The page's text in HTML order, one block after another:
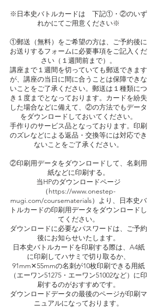
※日本史バトルカードは 下記①・②のいず
れかにてご用意ください※
①郵送（無料）をご希望の方は、ご予約後に
お送りするフォームに必要事項をご記入くだ
さい（１週間前まで）。
講座まで１週間を切っていても郵送できます
が、講座の当日に間に合うことは保障できな
いことをご了承ください。郵送は１種類につ
き１度までとなっております。カードを紛失
した場合などに備えて、②の方法でもデータ
をダウンロードしておいてください。
手作りのサービス品となっております。印刷
のズレなどによる返品・交換等には対応でき
ないことをご了承ください。
②印刷用データをダウンロードして、名刺用
紙などに印刷する。
当HPのダウンロードページ
（https://www.onestep-
mugi.com/coursematerials）より、日本史バ
トルカードの印刷用データをダウンロードし
てください。
ダウンロードに必要なパスワードは、ご予約
後にお知らせいたします。
日本史バトルカードを印刷する際は、A4紙
に印刷してハサミで切り取るか、
91mm✕55mmの名刺が10枚印刷できる用紙
（エーワン51275・エーワン51002など）に印
刷するのがおすすめです。
ダウンロードデータの最後のページが印刷マ
ニュアルになっております。